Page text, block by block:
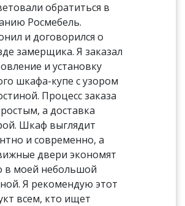
обратиться в
Росмебель.
и договорился о
замерщика. Я заказал
и установку
шкафа-купе с узором
Процесс заказа
а доставка
Шкаф выглядит
и современно, а
двери экономят
в моей небольшой
Я рекомендую этот
всем, кто ищет